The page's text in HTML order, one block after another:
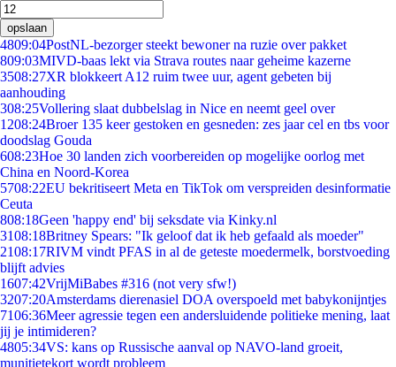
opslaan
4809:04PostNL-bezorger steekt bewoner na ruzie over pakket
809:03MIVD-baas lekt via Strava routes naar geheime kazerne
3508:27XR blokkeert A12 ruim twee uur, agent gebeten bij
aanhouding
308:25Vollering slaat dubbelslag in Nice en neemt geel over
1208:24Broer 135 keer gestoken en gesneden: zes jaar cel en tbs voor
doodslag Gouda
608:23Hoe 30 landen zich voorbereiden op mogelijke oorlog met
China en Noord-Korea
5708:22EU bekritiseert Meta en TikTok om verspreiden desinformatie
Ceuta
808:18Geen 'happy end' bij seksdate via Kinky.nl
3108:18Britney Spears: "Ik geloof dat ik heb gefaald als moeder"
2108:17RIVM vindt PFAS in al de geteste moedermelk, borstvoeding
blijft advies
1607:42VrijMiBabes #316 (not very sfw!)
3207:20Amsterdams dierenasiel DOA overspoeld met babykonijntjes
7106:36Meer agressie tegen een andersluidende politieke mening, laat
jij je intimideren?
4805:34VS: kans op Russische aanval op NAVO-land groeit,
munitietekort wordt probleem